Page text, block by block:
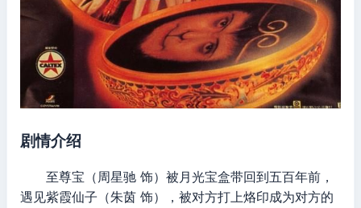
剧情介绍
至尊宝（周星驰 饰）被月光宝盒带回到五百年前，
遇见紫霞仙子（朱茵 饰），被对方打上烙印成为对方的